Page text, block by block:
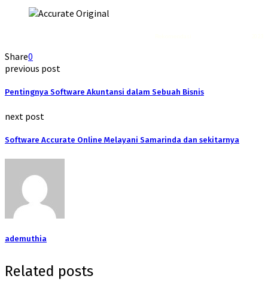
Share0
previous post
Pentingnya Software Akuntansi dalam Sebuah Bisnis
next post
Software Accurate Online Melayani Samarinda dan sekitarnya
ademuthia
Related posts